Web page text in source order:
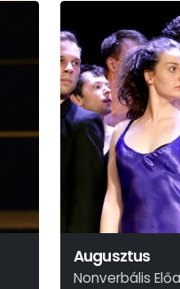
Augusztus
Nonverbális